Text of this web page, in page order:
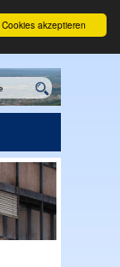
Cookies akzeptieren